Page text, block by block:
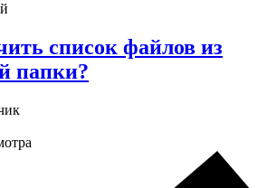
список файлов из
папки?